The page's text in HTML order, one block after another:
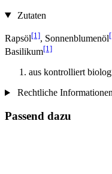
Zutaten
Rapsöl[1], Sonnenblumenöl
Basilikum[1]
aus kontrolliert
Rechtliche Informationen
Passend dazu